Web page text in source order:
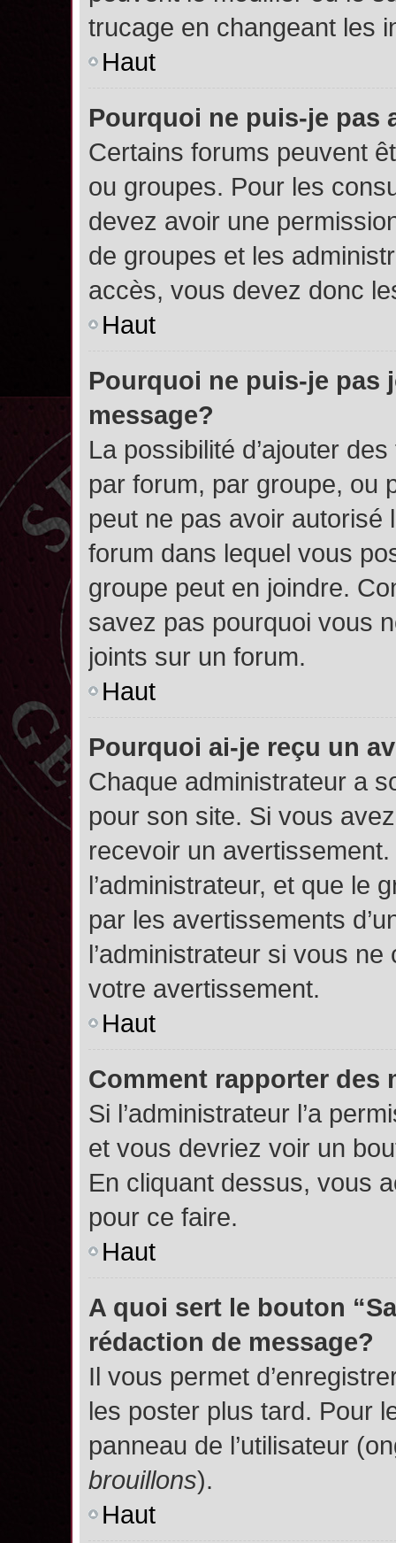
trucage en changeant les
Haut
Pourquoi ne puis-je pas
Certains forums peuvent
ou groupes. Pour les
devez avoir une
de groupes et les
accès, vous devez donc
Haut
Pourquoi ne puis-je pas
message?
La possibilité d’ajouter
par forum, par groupe, ou
peut ne pas avoir autorisé
forum dans lequel vous
groupe peut en joindre.
savez pas pourquoi vous
joints sur un forum.
Haut
Pourquoi ai-je reçu un
Chaque administrateur a
pour son site. Si vous
recevoir un
l’administrateur, et que le
par les avertissements
l’administrateur si vous
votre avertissement.
Haut
Comment rapporter des
Si l’administrateur l’a
et vous devriez voir un
En cliquant dessus, vous
pour ce faire.
Haut
A quoi sert le bouton
rédaction de message?
Il vous permet
les poster plus tard. Pour
panneau de l’utilisateur
brouillons).
Haut